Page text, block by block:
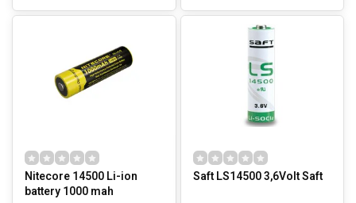
Nitecore 14500 Li-ion
battery 1000 mah
Saft LS14500 3,6Volt Saft